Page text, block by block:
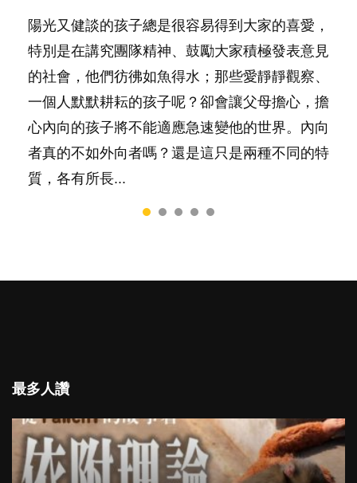
陽光又健談的孩子總是很容易得到大家的喜愛，
特別是在講究團隊精神、鼓勵大家積極發表意見
的社會，他們彷彿如魚得水；那些愛靜靜觀察、
一個人默默耕耘的孩子呢？卻會讓父母擔心，擔
心內向的孩子將不能適應急速變他的世界。內向
者真的不如外向者嗎？還是這只是兩種不同的特
質，各有所長...
照顧孩子衣食住行、陪同兒女應對功課測驗，還
要陪玩製造親子時間，尚要處理家中雜項要
務……當父母的，有千百個任務要做。可惜，有
一樣重要至極的，總被遺漏——關注自己的情緒
和心理健康。...
你是不是也曾經以為只要跟相愛的人結婚，就自
然能走到白頭，但生了孩子卻發現事情不如你所
料？ 經營婚姻，不如我們想像的簡單，卻也不
是大家說得那麼難。一起來認識婚姻的真相！...
相信許多人初為人父母，由懷孕開始到孩子呱呱
落地，心中都有數之不盡的問題～這裡一次過集
合我們以往製作過的相關短片。 這段路讓我們
跟你同行～...
有人話學多種語言越早開始越好，有人卻說一時
間太多語言，會令孩子感到混淆，到底誰是誰
非？聽聽專家怎樣說，解開語言學習的迷思～...
最多人讚